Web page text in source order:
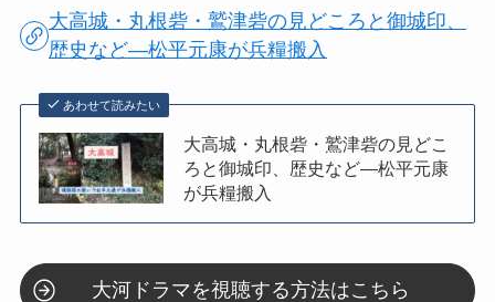
大高城・丸根砦・鷲津砦の見どころと御城印、
歴史など―松平元康が兵糧搬入
あわせて読みたい
大高城・丸根砦・鷲津砦の見どこ
ろと御城印、歴史など―松平元康
が兵糧搬入
大河ドラマを視聴する方法はこちら